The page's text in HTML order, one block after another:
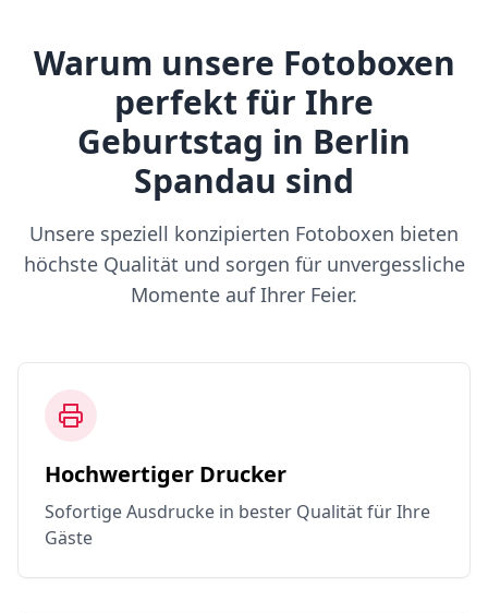
Warum unsere Fotoboxen
perfekt für Ihre
Geburtstag in Berlin
Spandau sind
Unsere speziell konzipierten Fotoboxen bieten
höchste Qualität und sorgen für unvergessliche
Momente auf Ihrer Feier.
Hochwertiger Drucker
Sofortige Ausdrucke in bester Qualität für Ihre
Gäste